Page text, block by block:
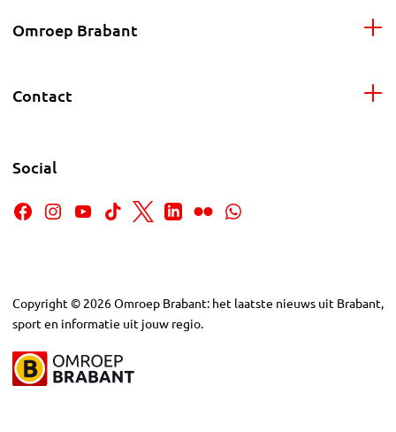
Omroep Brabant
Contact
Social
Copyright © 2026Omroep Brabant: het laatste nieuws uit Brabant,
sport en informatie uit jouw regio.